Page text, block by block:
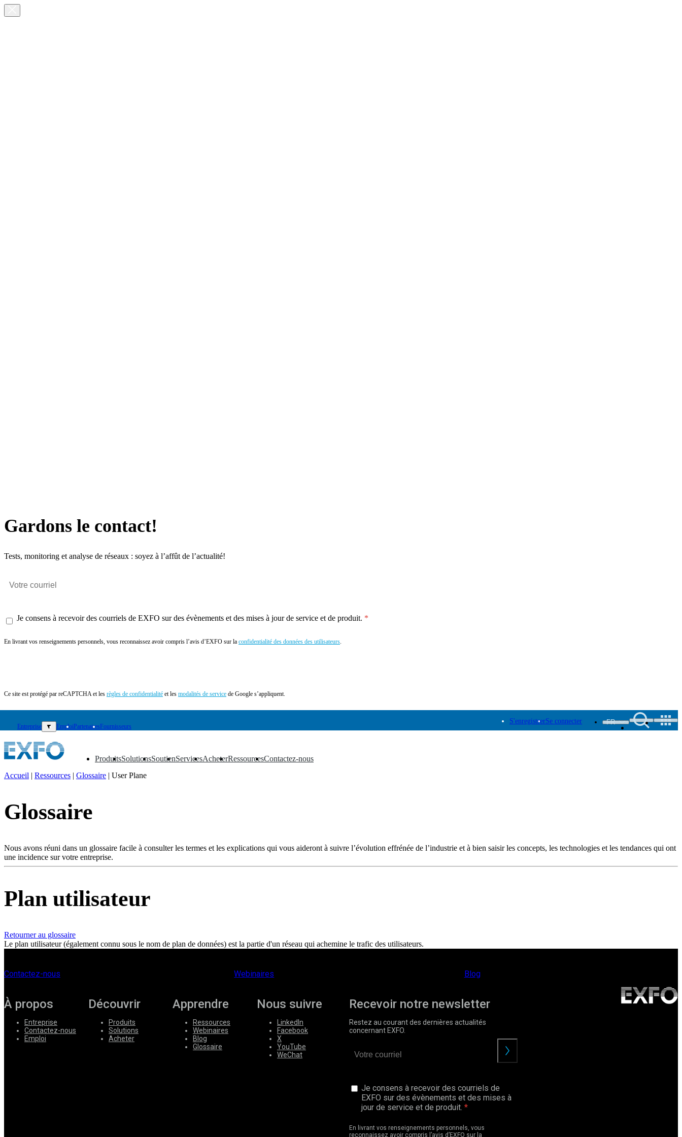
Gardons le contact!
Tests, monitoring et analyse de réseaux : soyez à l’affût de l’actualité!
Je consens à recevoir des courriels de EXFO sur des évènements et des mises à jour de service et de produit.
En livrant vos renseignements personnels, vous reconnaissez avoir compris l’avis d’EXFO sur la confidentialité des données des utilisateurs.
Ce site est protégé par reCAPTCHA et les règles de confidentialité et les modalités de service de Google s’appliquent.
Entreprise ▼ EmploiPartenairesFournisseurs
S'enregistrerSe connecter FR
Produits
▼ Solutions
▼ Soutien
▼ Services
▼ Acheter
▼ Ressources
▼ Contactez-nous
▼
Produits
Solutions
Acheter
Ressources
S'enregistrer
Se
connecter
Entreprise
Emploi
Accueil | Ressources | Glossaire | User Plane
Glossaire
Nous avons réuni dans un glossaire facile à consulter les termes et les explications qui vous aideront à suivre l’évolution effrénée de l’industrie et à bien saisir les concepts, les technologies et les tendances qui ont
une incidence sur votre entreprise.
Plan utilisateur
Retourner au glossaire
Le plan utilisateur (également connu sous le nom de plan de données) est la partie d'un réseau qui achemine le trafic des utilisateurs.
Contactez-nous Webinaires Blog
À propos
Entreprise
Contactez-nous
Emploi
Découvrir
Produits
Solutions
Acheter
Apprendre
Ressources
Webinaires
Blog
Glossaire
Nous suivre
LinkedIn
Facebook
X
YouTube
WeChat
Recevoir notre newsletter
Restez au courant des dernières actualités
concernant EXFO.
Je consens à recevoir des courriels de
EXFO sur des évènements et des mises à
jour de service et de produit.
En livrant vos renseignements personnels, vous
reconnaissez avoir compris l’avis d’EXFO sur la